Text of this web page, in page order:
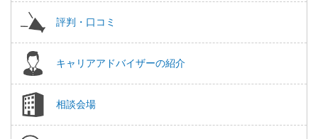
評判・口コミ
キャリアアドバイザーの紹介
相談会場